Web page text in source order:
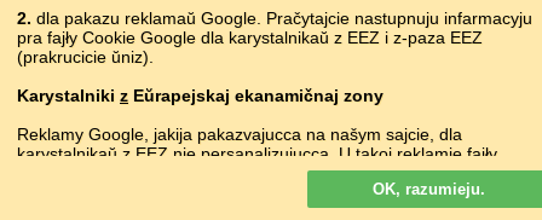
FARERSKAJA skorsteinur
FINSKAJA savupiippu
FRANCUSKAJA
ciminiere
chimenea
HRECKAJA φουγάρο, καπνοδόχος
HRUZINSKAJA საკვამურიsɑkʼvɑmuri
reykháfur, skorsteinn
2. dla pakazu reklamaŭ Google. Pračytajcie nastupnuju infarmacyju
pra fajły Cookie Google dla karystalnikaŭ z EEZ i z-paza EEZ
(prakrucicie ŭniz).
Karystalniki z Eŭrapejskaj ekanamičnaj zony
Reklamy Google, jakija pakazvajucca na našym sajcie, dla
karystalnikaŭ z EEZ nie persanalizujucca. U takoj reklamie fajły
cookie nie vykarystoŭvajucca dla persanalizacyi abjavaŭ, ale słužać
dla abmiežavańnia častaty pakazaŭ, padrych­toŭki zvodnych
spravazdač, a taksama dla abarony ad machlarstva i złoŭžyvańnia.
OK, razumieju.